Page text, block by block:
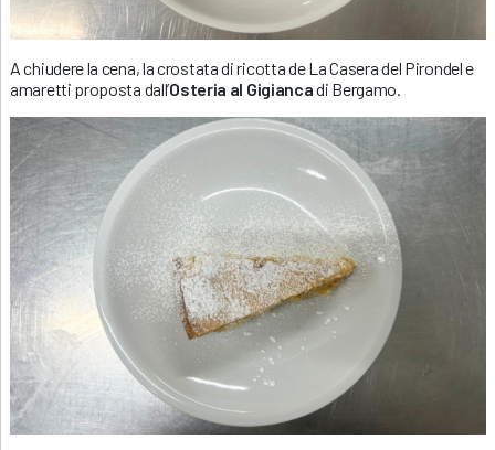
A chiudere la cena, la crostata di ricotta de La Casera del Pirondel e
amaretti proposta dall’Osteria al Gigiancadi Bergamo.